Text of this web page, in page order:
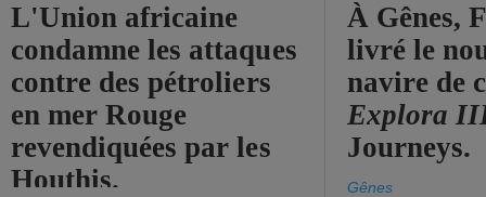
L'Union africaine
condamne les attaques
contre des pétroliers
en mer Rouge
revendiquées par les
Houthis.
À Gênes,
livré le
navire de
Explora
Journeys.
Gênes